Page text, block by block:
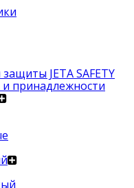
JETA SAFETY
принадлежности